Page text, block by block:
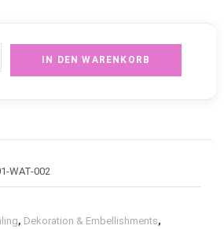
IN DEN WARENKORB
WAT-002
, Dekoration & Embellishments,